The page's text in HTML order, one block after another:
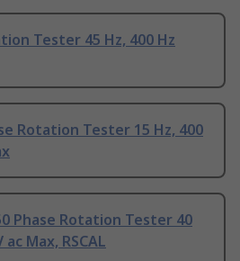
Tester 45 Hz, 400 Hz
Rotation Tester 15 Hz, 400
Phase Rotation Tester 40
Max, RSCAL